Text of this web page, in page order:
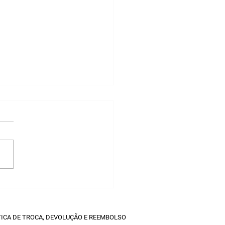
DE TROCA, DEVOLUÇÃO E REEMBOLSO